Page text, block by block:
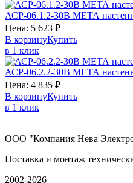
АСР-06.1.2-30В МЕТА
Цена: 5 623 ₽
В корзинуКупить
в 1 клик
АСР-06.2.2-30В МЕТА
Цена: 4 835 ₽
В корзинуКупить
в 1 клик
ООО "Компания Нева
Поставка и монтаж
2002-2026